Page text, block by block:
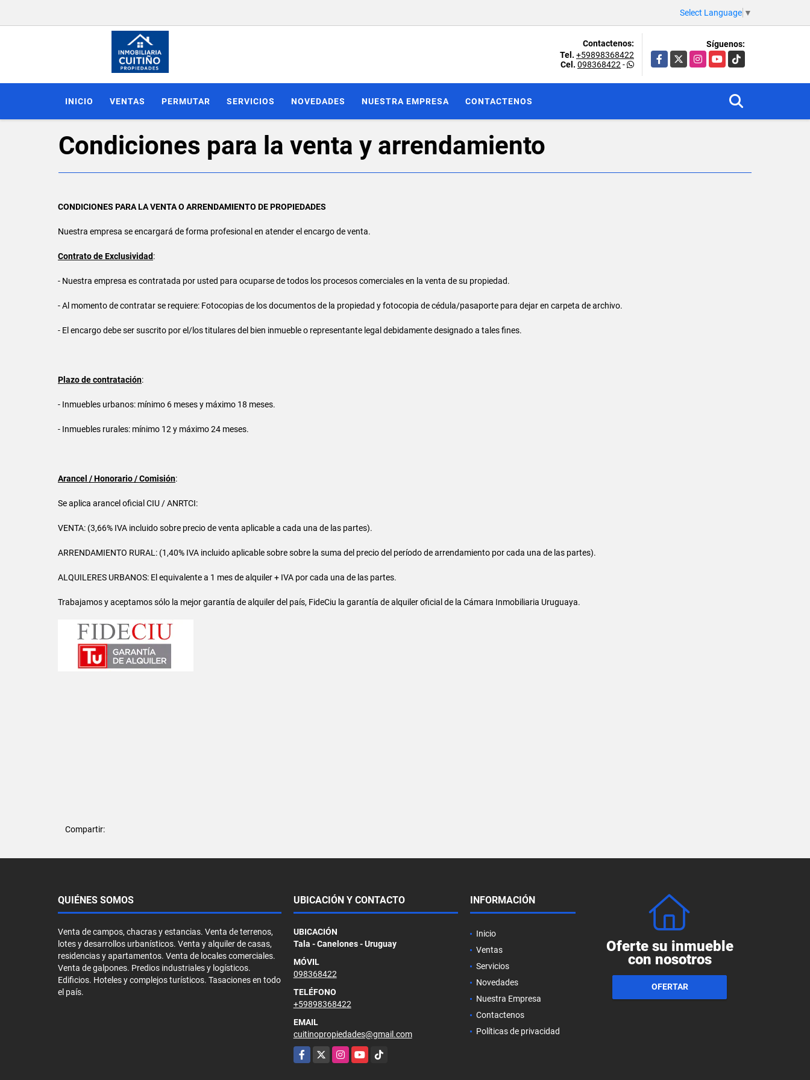
Select Language ▼
Contactenos:
Tel. +59898368422
Cel. 098368422 -
Síguenos:
Facebook
X InstagramYouTubeTikTok
INICIO VENTAS PERMUTAR SERVICIOS NOVEDADES NUESTRA EMPRESA CONTACTENOS
Condiciones para la venta y arrendamiento
CONDICIONES PARA LA VENTA O ARRENDAMIENTO DE PROPIEDADES
Nuestra empresa se encargará de forma profesional en atender el encargo de venta.
Contrato de Exclusividad:
- Nuestra empresa es contratada por usted para ocuparse de todos los procesos comerciales en la venta de su propiedad.
- Al momento de contratar se requiere: Fotocopias de los documentos de la propiedad y fotocopia de cédula/pasaporte para dejar en carpeta de archivo.
- El encargo debe ser suscrito por el/los titulares del bien inmueble o representante legal debidamente designado a tales fines.
Plazo de contratación:
- Inmuebles urbanos: mínimo 6 meses y máximo 18 meses.
- Inmuebles rurales: mínimo 12 y máximo 24 meses.
Arancel / Honorario / Comisión:
Se aplica arancel oficial CIU / ANRTCI:
VENTA: (3,66% IVA incluido sobre precio de venta aplicable a cada una de las partes).
ARRENDAMIENTO RURAL: (1,40% IVA incluido aplicable sobre sobre la suma del precio del período de arrendamiento por cada una de las partes).
ALQUILERES URBANOS: El equivalente a 1 mes de alquiler + IVA por cada una de las partes.
Trabajamos y aceptamos sólo la mejor garantía de alquiler del país, FideCiu la garantía de alquiler oficial de la Cámara Inmobiliaria Uruguaya.
Compartir:
QUIÉNES SOMOS
Venta de campos, chacras y estancias. Venta de terrenos,
lotes y desarrollos urbanísticos. Venta y alquiler de casas,
residencias y apartamentos. Venta de locales comerciales.
Venta de galpones. Predios industriales y logísticos.
Edificios. Hoteles y complejos turísticos. Tasaciones en todo
el país.
UBICACIÓN Y CONTACTO
UBICACIÓN
Tala - Canelones - Uruguay
MÓVIL
098368422
TELÉFONO
+59898368422
EMAIL
cuitinopropiedades@gmail.com
Facebook
X InstagramYouTubeTikTok
INFORMACIÓN
Inicio
Ventas
Servicios
Novedades
Nuestra Empresa
Contactenos
Políticas de privacidad
Oferte su inmueble
con nosotros
OFERTAR